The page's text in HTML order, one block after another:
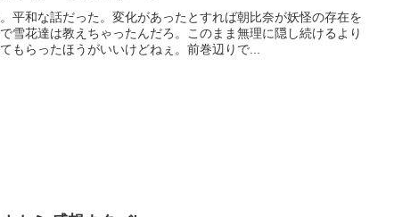
平和な話だった。変化があったとすれば朝比奈が妖怪の存在を
雪花達は教えちゃったんだろ。このまま無理に隠し続けるより
もらったほうがいいけどねぇ。前巻辺りで...